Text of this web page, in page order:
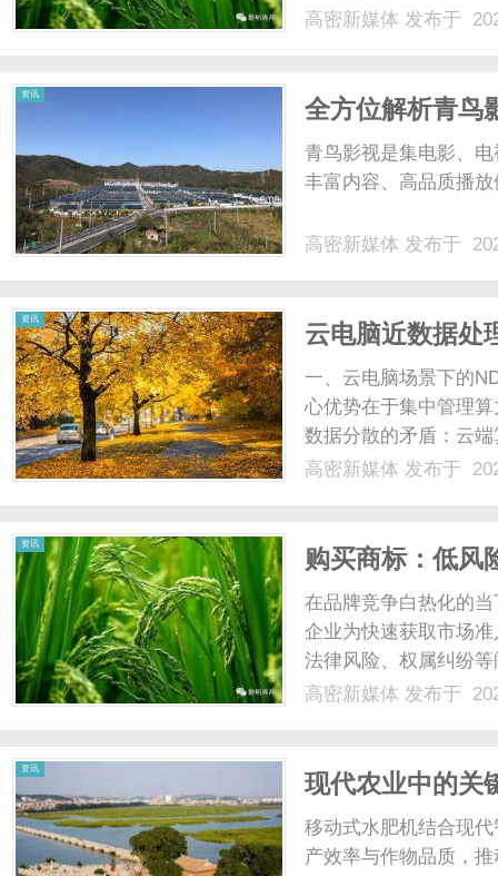
高密新媒体 发布于
资讯
全方位解析青鸟
青鸟影视是集电影、
丰富内容、高品质播
高密新媒体 发布于
资讯
云电脑近数据处
一、云电脑场景下的
心优势在于集中管理
数据分散的矛盾：云
存储或跨区域数据中
高密新媒体 发布于
资讯
购买商标：低风
在品牌竞争白热化的
企业为快速获取市场
法律风险、权属纠纷
效的商标交易？答案
高密新媒体 发布于
资讯
现代农业中的
前景
移动式水肥机结合现
产效率与作物品质，